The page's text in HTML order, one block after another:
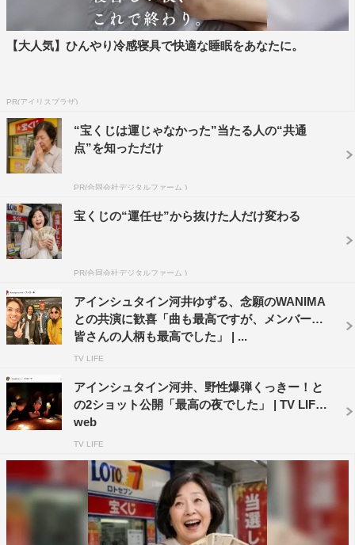
【大人気】ひんやり冷感寝具で快適な睡眠をあなたに。
PR(アイリスプラザ)
“宝くじは運じゃなかった”当たる人の“共通
点”を知っただけ
PR(合同会社デジタルファーム )
宝くじの“運任せ”から抜けた人だけ変わる
PR(合同会社デジタルファーム )
アインシュタイン河井ゆずる、念願のWANIMA
との共演に歓喜「曲も最高ですが、メンバーの
皆さんの人柄も最高でした」 | ...
TV LIFE
アインシュタイン河井、野性爆弾くっきー！と
の2ショット公開「最高の夜でした」 | TV LIFE
web
TV LIFE